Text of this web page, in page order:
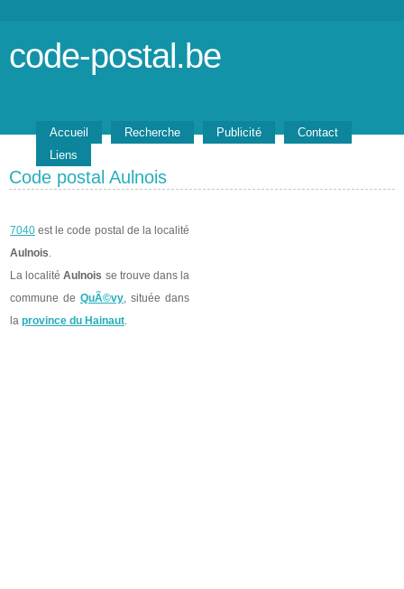
code-postal.be
Accueil Recherche Publicité
Contact
Liens
Code postal Aulnois
7040 est le code postal de la localité
Aulnois.
La localitéAulnois se trouve dans la
commune de QuÃ©vy, située dans
la province du Hainaut.